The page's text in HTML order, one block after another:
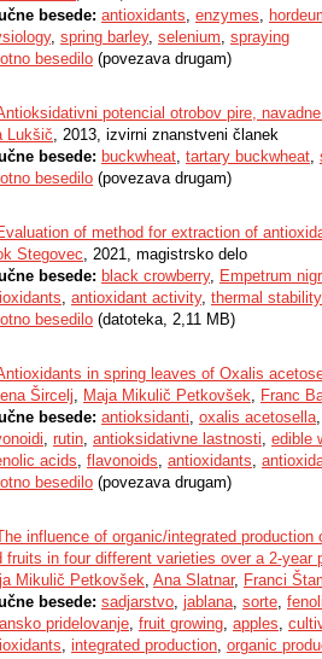
besede: antioxidants, enzymes,
, spring barley, selenium, spraying
besedilo (povezava drugam)
potencial otrobov pire,
Lukšič, 2013, izvirni znanstveni članek
besede: buckwheat, tartary buckwheat,
besedilo (povezava drugam)
of method for extraction of
Stegovec, 2021, magistrsko delo
besede: black crowberry, Empetrum
, antioxidant activity, thermal stability
besedilo (datoteka, 2,11 MB)
in spring leaves of Oxalis
Šircelj, Maja Mikulič Petkovšek, Franc
besede: antioksidanti, oxalis acetosella,
, rutin, antioksidativne lastnosti, edible
acids, flavonoids, antioxidants,
besedilo (povezava drugam)
influence of organic/integrated
fruits in four different varieties over a 2-year
Mikulič Petkovšek, Ana Slatnar, Franci
besede: sadjarstvo, jablana, sorte, fenoli
pridelovanje, fruit growing, apples,
, integrated production, organic